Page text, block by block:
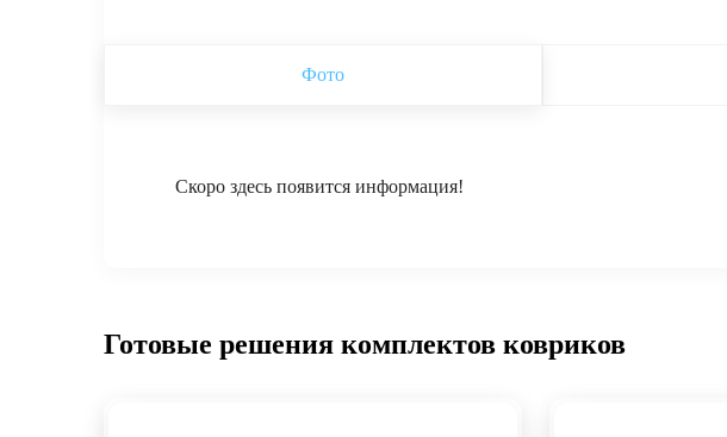
Фото
Скоро здесь появится информация!
Готовые решения комплектов ковриков